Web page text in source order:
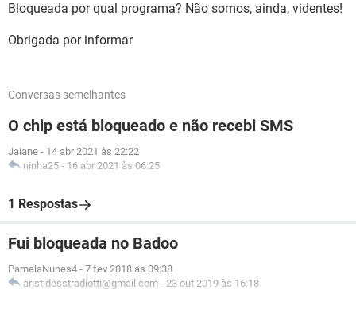
Bloqueada por qual programa? Não somos, ainda, videntes!
Obrigada por informar
Conversas semelhantes
O chip está bloqueado e não recebi SMS
Jaiane - 14 abr 2021 às 22:22
ninha25 - 16 abr 2021 às 06:25
1 Respostas
Fui bloqueada no Badoo
PamelaNunes4 - 7 fev 2018 às 09:38
aristidesstradiotti@gmail.com - 23 out 2019 às 16:18